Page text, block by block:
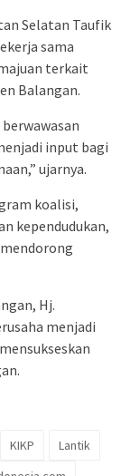
Selatan Taufik
sama
terkait
Balangan.
input bagi
ujarnya.
koalisi,
kependudukan,
Hj.
menjadi
KIKP
Lantik